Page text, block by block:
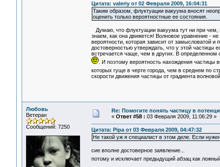
Цитата: valeriy от 02 Февраля 2009, 16:04:31
Таким образом, флуктуации вакуума вносят
оценить только вероятностные ее состояния.
Думаю, что флуктуации вакуума тут ни при
знаем, как она движется! Волновое уравнение -
вероятности, которая зависит от замысловатой
достоверностью утверждать, что у этой
встречается чаще, чем в других. В
. И поэтому вероятность нахождения частицы
которых гуще в черте города, чем в среднем по
скорости движения частицы от градиента
Любовь
Ветеран
Сообщений: 7250
Re: Помогите понять частицу в
« Ответ #58 : 03 Февраля 2009, 11:06:29 »
Цитата: Pipa от 03 Февраля 2009, 04:47:32
Не такой уж я специалист в этом деле. Если
сие вполне достоверное заявление...
потому и исключает предыдущий абзац как